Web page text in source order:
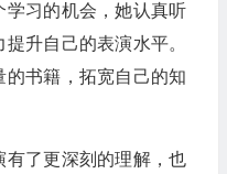
习的机会，她认真听
升自己的表演水平。
书籍，拓宽自己的知
了更深刻的理解，也